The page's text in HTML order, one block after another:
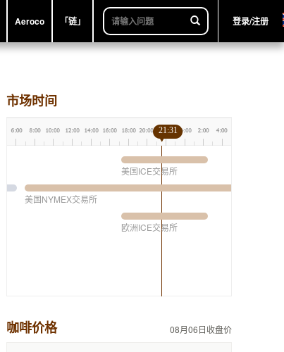
Aeroco 「链」 登录/注册
市场时间
美国ICE交易所
美国NYMEX交易所
欧洲ICE交易所
21:31
咖啡价格 08月06日收盘价